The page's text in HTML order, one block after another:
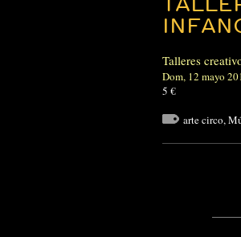
Talleres
Dom, 12 mayo
5 €
arte circo,